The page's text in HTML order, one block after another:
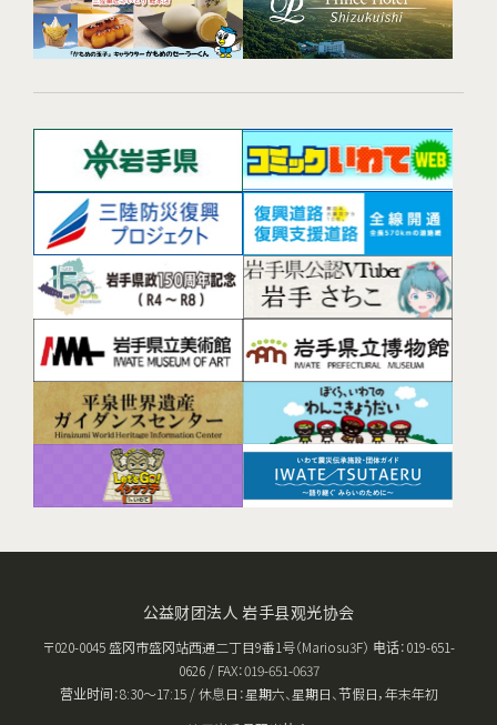
公益财团法人 岩手县观光协会
〒020-0045 盛冈市盛冈站西通二丁目9番1号（Mariosu3F） 电话：019-651-
0626 / FAX：019-651-0637
营业时间：8:30〜17:15 / 休息日：星期六、星期日、节假日，年末年初